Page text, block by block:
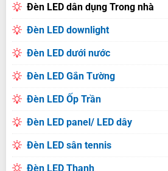
Đèn LED dân dụng Trong nhà
Đèn LED downlight
Đèn LED dưới nước
Đèn LED Gắn Tường
Đèn LED Ốp Trần
Đèn LED panel/ LED dây
Đèn LED sân tennis
Đèn LED Thanh